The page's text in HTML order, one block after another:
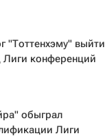
"Тоттенхэму" выйти
Лиги конференций
обыграл
Лиги